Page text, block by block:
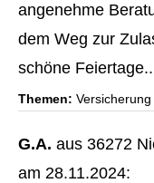
angenehme
dem Weg zur
schöne
Themen:
G.A. aus 36272
am 28.11.2024: